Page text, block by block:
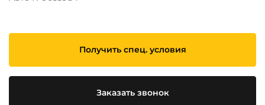
Получить спец. условия
Заказать звонок